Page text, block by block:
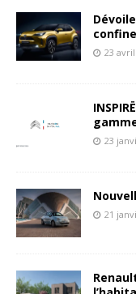
23 avril
23
21